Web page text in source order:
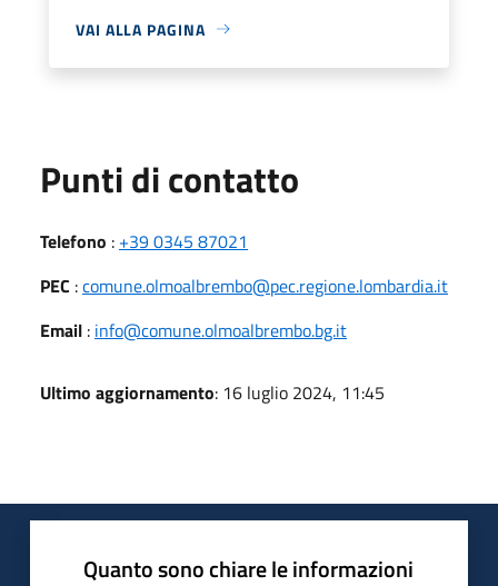
VAI ALLA PAGINA
Punti di contatto
Telefono : +39 0345 87021
PEC :comune.olmoalbrembo@pec.regione.lombardia.it
Email : info@comune.olmoalbrembo.bg.it
Ultimo aggiornamento: 16 luglio 2024, 11:45
Quanto sono chiare le informazioni